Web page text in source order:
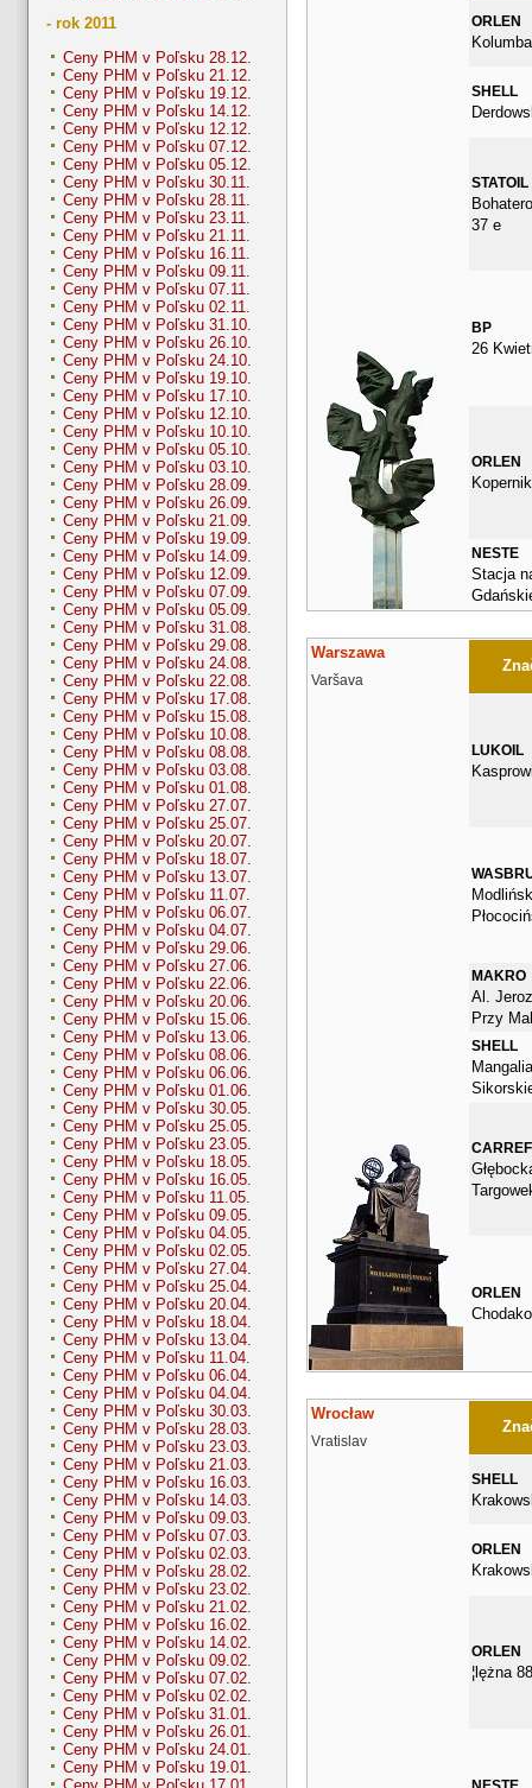
- rok 2011
Ceny PHM v Poľsku 28.12.
Ceny PHM v Poľsku 21.12.
Ceny PHM v Poľsku 19.12.
Ceny PHM v Poľsku 14.12.
Ceny PHM v Poľsku 12.12.
Ceny PHM v Poľsku 07.12.
Ceny PHM v Poľsku 05.12.
Ceny PHM v Poľsku 30.11.
Ceny PHM v Poľsku 28.11.
Ceny PHM v Poľsku 23.11.
Ceny PHM v Poľsku 21.11.
Ceny PHM v Poľsku 16.11.
Ceny PHM v Poľsku 09.11.
Ceny PHM v Poľsku 07.11.
Ceny PHM v Poľsku 02.11.
Ceny PHM v Poľsku 31.10.
Ceny PHM v Poľsku 26.10.
Ceny PHM v Poľsku 24.10.
Ceny PHM v Poľsku 19.10.
Ceny PHM v Poľsku 17.10.
Ceny PHM v Poľsku 12.10.
Ceny PHM v Poľsku 10.10.
Ceny PHM v Poľsku 05.10.
Ceny PHM v Poľsku 03.10.
Ceny PHM v Poľsku 28.09.
Ceny PHM v Poľsku 26.09.
Ceny PHM v Poľsku 21.09.
Ceny PHM v Poľsku 19.09.
Ceny PHM v Poľsku 14.09.
Ceny PHM v Poľsku 12.09.
Ceny PHM v Poľsku 07.09.
Ceny PHM v Poľsku 05.09.
Ceny PHM v Poľsku 31.08.
Ceny PHM v Poľsku 29.08.
Ceny PHM v Poľsku 24.08.
Ceny PHM v Poľsku 22.08.
Ceny PHM v Poľsku 17.08.
Ceny PHM v Poľsku 15.08.
Ceny PHM v Poľsku 10.08.
Ceny PHM v Poľsku 08.08.
Ceny PHM v Poľsku 03.08.
Ceny PHM v Poľsku 01.08.
Ceny PHM v Poľsku 27.07.
Ceny PHM v Poľsku 25.07.
Ceny PHM v Poľsku 20.07.
Ceny PHM v Poľsku 18.07.
Ceny PHM v Poľsku 13.07.
Ceny PHM v Poľsku 11.07.
Ceny PHM v Poľsku 06.07.
Ceny PHM v Poľsku 04.07.
Ceny PHM v Poľsku 29.06.
Ceny PHM v Poľsku 27.06.
Ceny PHM v Poľsku 22.06.
Ceny PHM v Poľsku 20.06.
Ceny PHM v Poľsku 15.06.
Ceny PHM v Poľsku 13.06.
Ceny PHM v Poľsku 08.06.
Ceny PHM v Poľsku 06.06.
Ceny PHM v Poľsku 01.06.
Ceny PHM v Poľsku 30.05.
Ceny PHM v Poľsku 25.05.
Ceny PHM v Poľsku 23.05.
Ceny PHM v Poľsku 18.05.
Ceny PHM v Poľsku 16.05.
Ceny PHM v Poľsku 11.05.
Ceny PHM v Poľsku 09.05.
Ceny PHM v Poľsku 04.05.
Ceny PHM v Poľsku 02.05.
Ceny PHM v Poľsku 27.04.
Ceny PHM v Poľsku 25.04.
Ceny PHM v Poľsku 20.04.
Ceny PHM v Poľsku 18.04.
Ceny PHM v Poľsku 13.04.
Ceny PHM v Poľsku 11.04.
Ceny PHM v Poľsku 06.04.
Ceny PHM v Poľsku 04.04.
Ceny PHM v Poľsku 30.03.
Ceny PHM v Poľsku 28.03.
Ceny PHM v Poľsku 23.03.
Ceny PHM v Poľsku 21.03.
Ceny PHM v Poľsku 16.03.
Ceny PHM v Poľsku 14.03.
Ceny PHM v Poľsku 09.03.
Ceny PHM v Poľsku 07.03.
Ceny PHM v Poľsku 02.03.
Ceny PHM v Poľsku 28.02.
Ceny PHM v Poľsku 23.02.
Ceny PHM v Poľsku 21.02.
Ceny PHM v Poľsku 16.02.
Ceny PHM v Poľsku 14.02.
Ceny PHM v Poľsku 09.02.
Ceny PHM v Poľsku 07.02.
Ceny PHM v Poľsku 02.02.
Ceny PHM v Poľsku 31.01.
Ceny PHM v Poľsku 26.01.
Ceny PHM v Poľsku 24.01.
Ceny PHM v Poľsku 19.01.
ORLEN
SHELL
STATOIL
37 e
BP
26
ORLEN
NESTE
Stacja
Warszawa
Varšava
LUKOIL
MAKRO
Al.
Przy
SHELL
ORLEN
Wrocław
Vratislav
SHELL
ORLEN
ORLEN
¦lężna